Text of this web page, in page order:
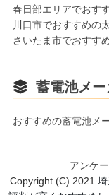
春日部エリアでおす
川口市でおすすめの
さいたま市でおすす
蓄電池メ
おすすめの蓄電池メ
アンケ
Copyright (C) 2021